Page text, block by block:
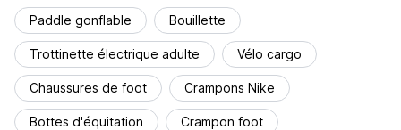
Paddle gonflable Bouillette
Trottinette électrique adulte Vélo cargo
Chaussures de foot Crampons Nike
Bottes d'équitation Crampon foot